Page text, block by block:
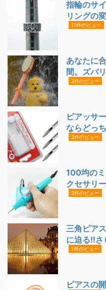
指輪のサ
リングの
11件のビュー
あなたに
間。ズバ
2件のビュー
ピアッサ
ならどっ
2件のビュー
100均の
クセサリ
2件のビュー
三角ピア
に迫る!!さ
1件のビュー
ピアスの